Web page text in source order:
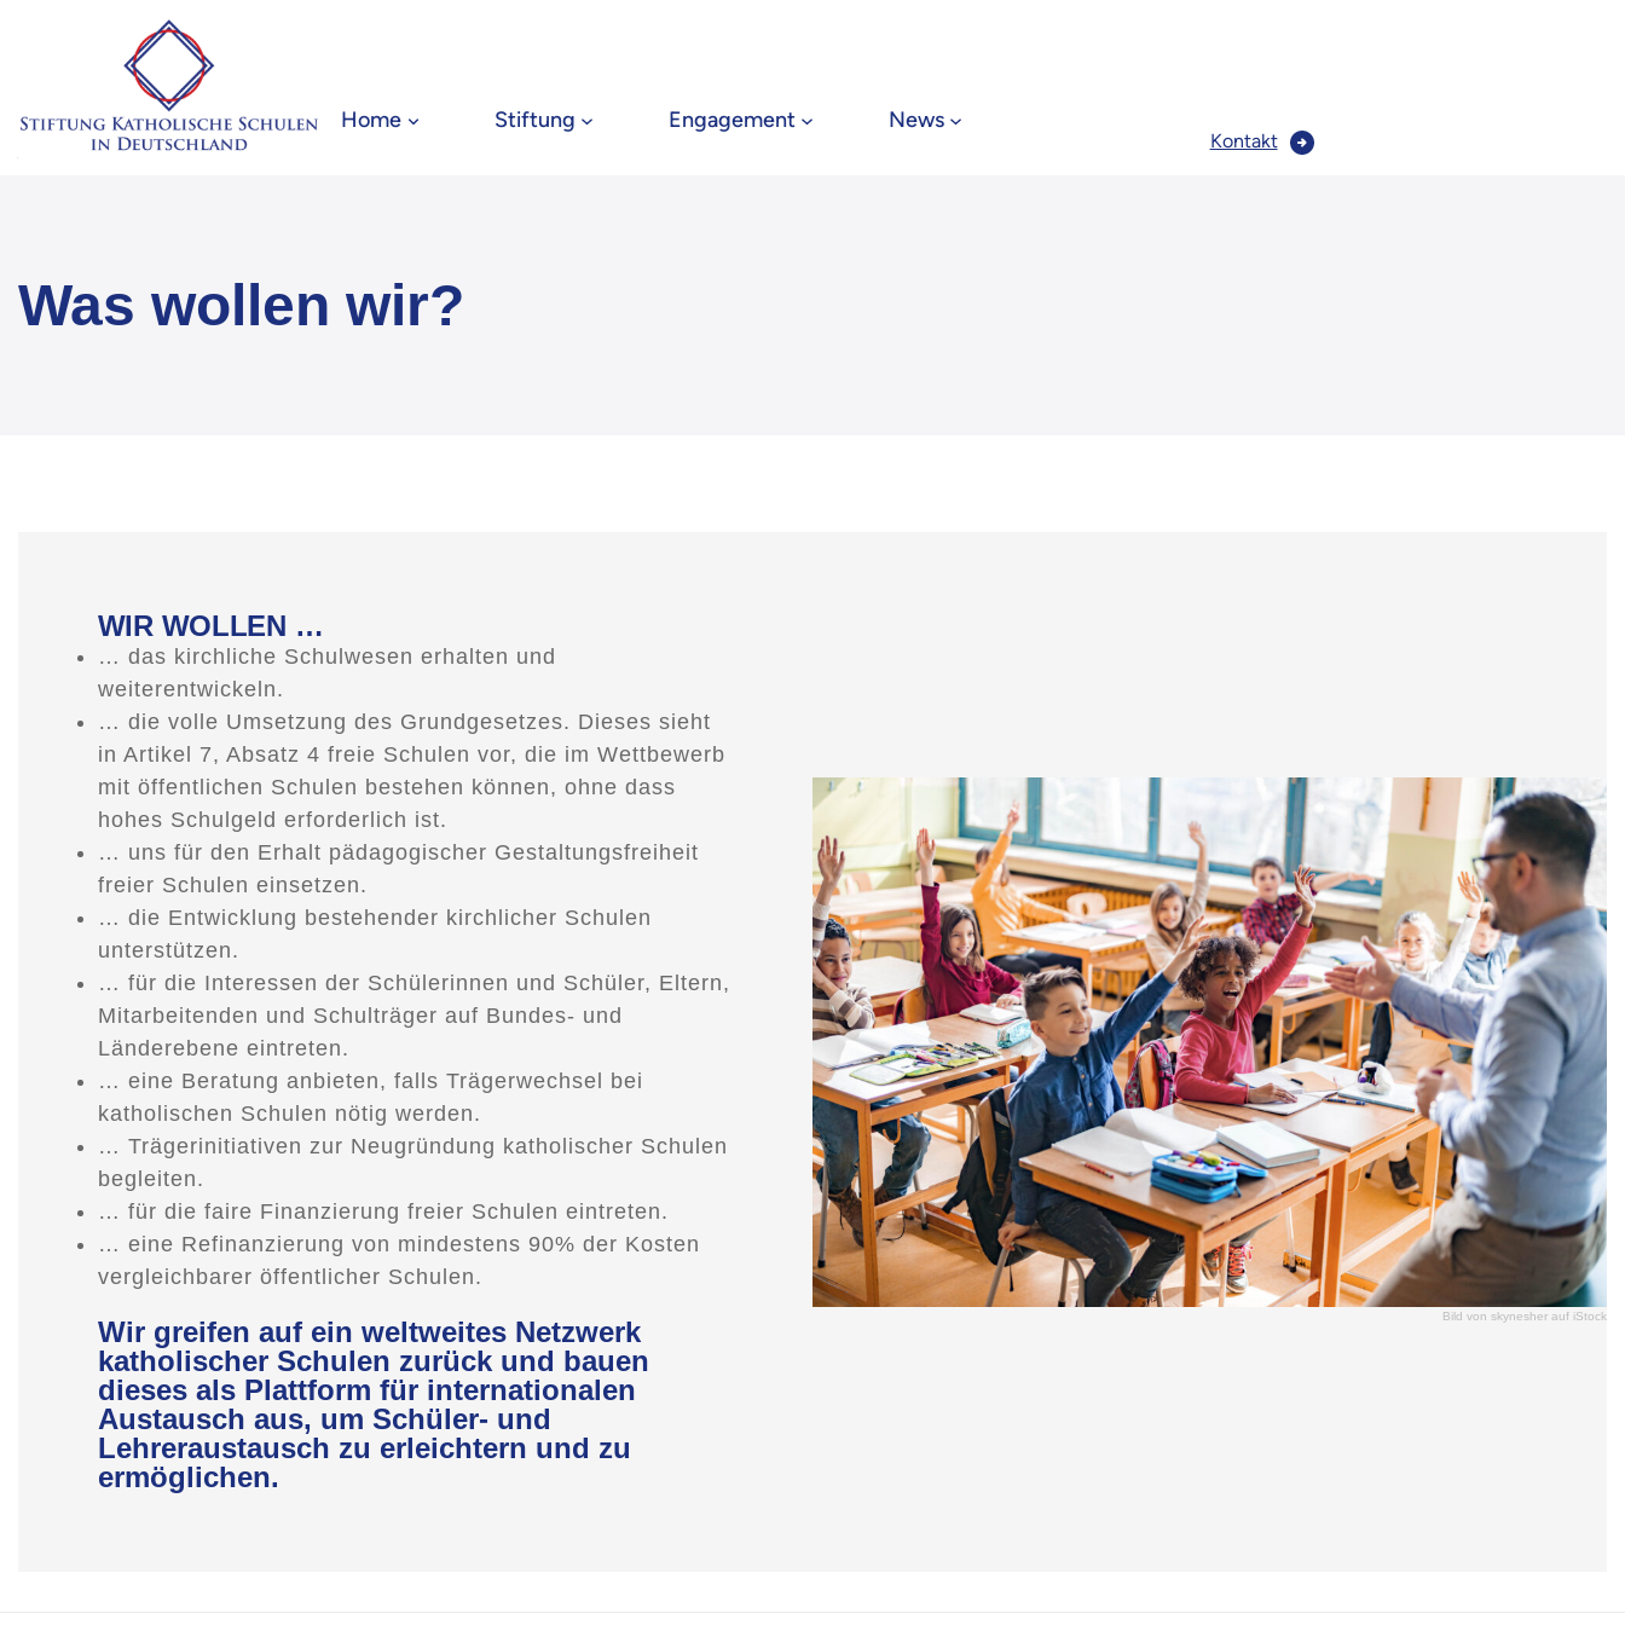
Home Stiftung Engagement News
Kontakt
Was wollen wir?
WIR WOLLEN …
… das kirchliche Schulwesen erhalten und
weiterentwickeln.
… die volle Umsetzung des Grundgesetzes. Dieses sieht
in Artikel 7, Absatz 4 freie Schulen vor, die im Wettbewerb
mit öffentlichen Schulen bestehen können, ohne dass
hohes Schulgeld erforderlich ist.
… uns für den Erhalt pädagogischer Gestaltungsfreiheit
freier Schulen einsetzen.
… die Entwicklung bestehender kirchlicher Schulen
unterstützen.
… für die Interessen der Schülerinnen und Schüler, Eltern,
Mitarbeitenden und Schulträger auf Bundes- und
Länderebene eintreten.
… eine Beratung anbieten, falls Trägerwechsel bei
katholischen Schulen nötig werden.
… Trägerinitiativen zur Neugründung katholischer Schulen
begleiten.
… für die faire Finanzierung freier Schulen eintreten.
… eine Refinanzierung von mindestens 90% der Kosten
vergleichbarer öffentlicher Schulen.
Wir greifen auf ein weltweites Netzwerk
katholischer Schulen zurück und bauen
dieses als Plattform für internationalen
Austausch aus, um Schüler- und
Lehreraustausch zu erleichtern und zu
ermöglichen.
Bild von skynesher auf iStock